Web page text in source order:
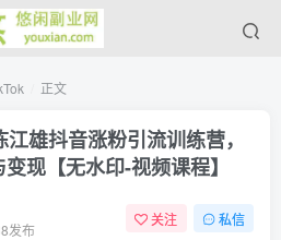
正文
江雄抖音涨粉引流训练营，
现【无水印-视频课程】
发布
关注 私信